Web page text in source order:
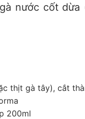
nước cốt
thịt gà tây), cắt
200ml